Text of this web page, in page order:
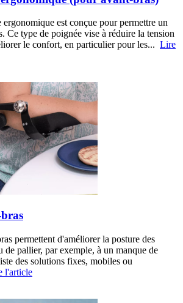
est conçue pour permettre un
Ce type de poignée vise à réduire la tension
le confort, en particulier pour les... Lire
permettent d'améliorer la posture des
de pallier, par exemple, à un manque de
des solutions fixes, mobiles ou
l'article